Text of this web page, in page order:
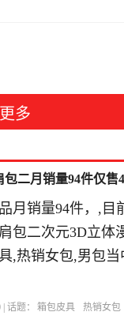
更多
二月销量94件仅售
销量94件，,目
包二次元3D立体
,热销女包,男包
| 话题： 箱包皮具 热销女包